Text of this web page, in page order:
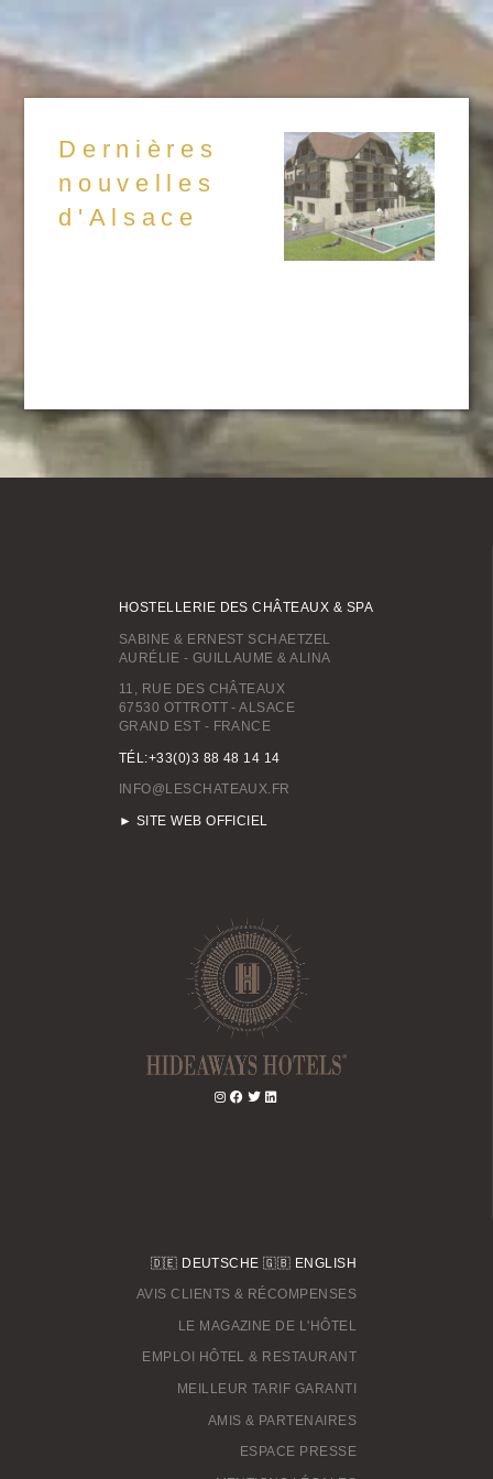
Dernières
nouvelles
d'Alsace
HOSTELLERIE DES CHÂTEAUX & SPA
SABINE & ERNEST SCHAETZEL
AURÉLIE - GUILLAUME & ALINA
11, RUE DES CHÂTEAUX
67530 OTTROTT - ALSACE
GRAND EST - FRANCE
TÉL:+33(0)3 88 48 14 14
INFO@LESCHATEAUX.FR
► SITE WEB OFFICIEL
🇩🇪 DEUTSCHE 🇬🇧 ENGLISH
AVIS CLIENTS & RÉCOMPENSES
LE MAGAZINE DE L'HÔTEL
EMPLOI HÔTEL & RESTAURANT
MEILLEUR TARIF GARANTI
AMIS & PARTENAIRES
ESPACE PRESSE
(AVEC BON CADEAU)
RÉSERVER UN DAY SPA
RÉSERVER UNE TABLE